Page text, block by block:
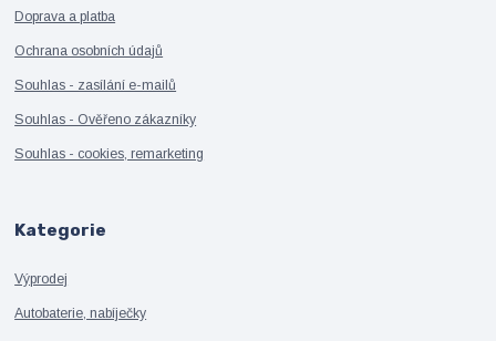
Doprava a platba
Ochrana osobních údajů
Souhlas - zasílání e-mailů
Souhlas - Ověřeno zákazníky
Souhlas - cookies, remarketing
Kategorie
Výprodej
Autobaterie, nabíječky